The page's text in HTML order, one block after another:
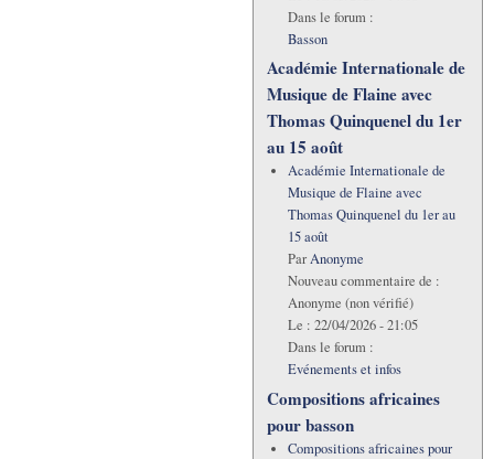
Dans le forum :
Basson
Académie Internationale de
Musique de Flaine avec
Thomas Quinquenel du 1er
au 15 août
Académie Internationale de
Musique de Flaine avec
Thomas Quinquenel du 1er au
15 août
ParAnonyme
Nouveau commentaire de :
Anonyme (non vérifié)
Le : 22/04/2026 - 21:05
Dans le forum :
Evénements et infos
Compositions africaines
pour basson
Compositions africaines pour